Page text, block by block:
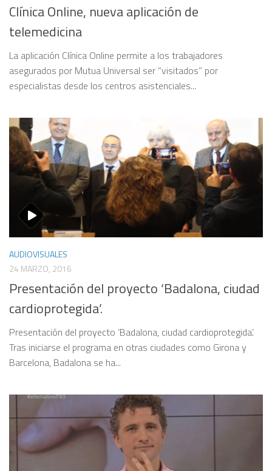
Clínica Online, nueva aplicación de
telemedicina
La aplicación Clínica Online permite a los trabajadores
asegurados por Mutua Universal ser “visitados” por
especialistas desde los centros asistenciales...
AUDIOVISUALES
24 MARZO, 2016
Presentación del proyecto ‘Badalona, ciudad
cardioprotegida’.
Presentación del proyecto ‘Badalona, ciudad cardioprotegida’.
Tras iniciarse el programa en otras ciudades como Girona y
Barcelona, Badalona se ha...